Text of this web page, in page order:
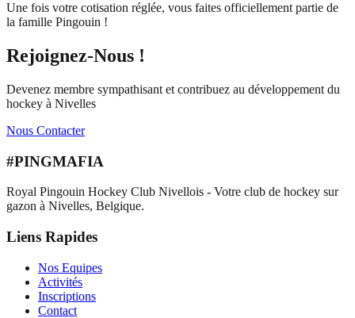
Une fois votre cotisation réglée, vous faites officiellement partie de
la famille Pingouin !
Rejoignez-Nous !
Devenez membre sympathisant et contribuez au développement du
hockey à Nivelles
Nous Contacter
#PINGMAFIA
Royal Pingouin Hockey Club Nivellois - Votre club de hockey sur
gazon à Nivelles, Belgique.
Liens Rapides
Nos Equipes
Activités
Inscriptions
Contact